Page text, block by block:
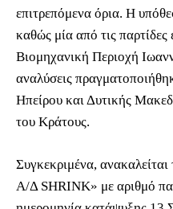
επιτρεπόμενα όρια. Η
καθώς μία από τις παρτίδες
Βιομηχανική Περιοχή
αναλύσεις
Ηπείρου και Δυτικής
του Κράτους.
Συγκεκριμένα,
Α/Δ SHRINK» με αριθμό